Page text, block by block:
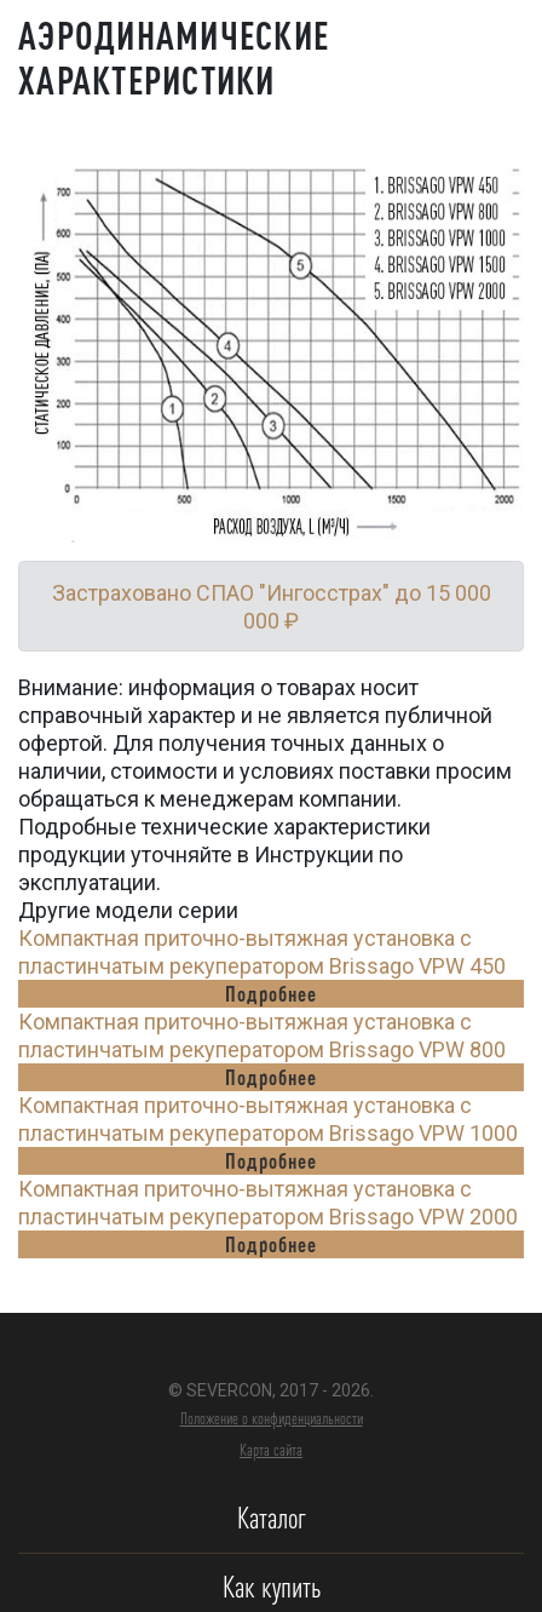
АЭРОДИНАМИЧЕСКИЕ
ХАРАКТЕРИСТИКИ
Застраховано СПАО "Ингосстрах" до 15 000
000 ₽
Внимание: информация о товарах носит
справочный характер и не является публичной
офертой. Для получения точных данных о
наличии, стоимости и условиях поставки просим
обращаться к менеджерам компании.
Подробные технические характеристики
продукции уточняйте в Инструкции по
эксплуатации.
Другие модели серии
Компактная приточно-вытяжная установка с
пластинчатым рекуператором Brissago VPW 450
Подробнее
Компактная приточно-вытяжная установка с
пластинчатым рекуператором Brissago VPW 800
Подробнее
Компактная приточно-вытяжная установка с
пластинчатым рекуператором Brissago VPW 1000
Подробнее
Компактная приточно-вытяжная установка с
пластинчатым рекуператором Brissago VPW 2000
Подробнее
© SEVERCON, 2017 - 2026.
Положение о конфиденциальности
Карта сайта
Каталог
Как купить